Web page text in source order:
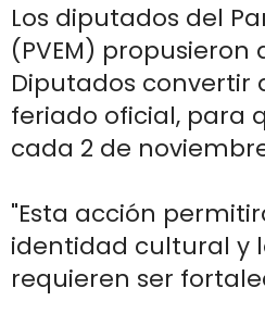
Los diputados del
(PVEM)
Diputados convertir
feriado oficial, para
cada 2 de
"Esta acción
identidad cultural y
requieren ser